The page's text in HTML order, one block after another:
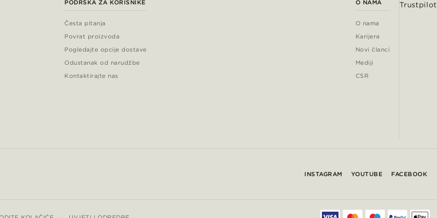
PODRŠKA ZA KORISNIKE
Česta pitanja
Povrat proizvoda
Pogledajte opcije dostave
Odustanak od narudžbe
Kontaktirajte nas
O NAMA
O nama
Karijera
Novi članci
Mediji
CSR
Trustpilot
INSTAGRAM YOUTUBE FACEBOOK